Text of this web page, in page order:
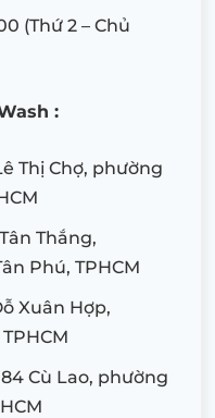
(Thứ 2 – Chủ
:
Thị Chợ, phường
Thắng,
Phú, TPHCM
Xuân Hợp,
Cù Lao, phường